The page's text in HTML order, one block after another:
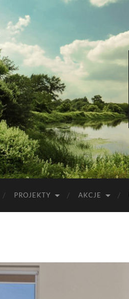
PROJEKTY AKCJE